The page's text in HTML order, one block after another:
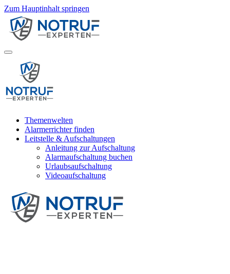
Zum Hauptinhalt springen
Themenwelten
Alarmerrichter finden
Leitstelle & Aufschaltungen
Anleitung zur Aufschaltung
Alarmaufschaltung buchen
Urlaubsaufschaltung
Videoaufschaltung